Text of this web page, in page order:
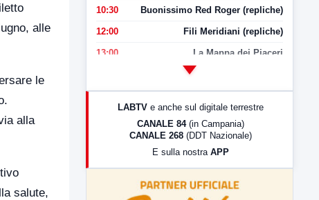
alle
le
alla
salute,
10:30 Buonissimo Red Roger (repliche)
12:00 Fili Meridiani (repliche)
13:00 La Mappa dei Piaceri
LabNews (Diretta)
LabNews (replica)
LABTV e anche sul digitale terrestre
CANALE 84 (in Campania)
CANALE 268 (DDT Nazionale)
E sulla nostra APP